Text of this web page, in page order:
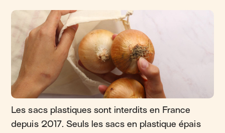
Les sacs plastiques sont interdits en France
depuis 2017. Seuls les sacs en plastique épais